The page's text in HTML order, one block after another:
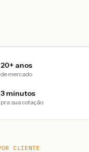
20+ anos
de mercado
3 minutos
pra sua cotação
CLIENTE